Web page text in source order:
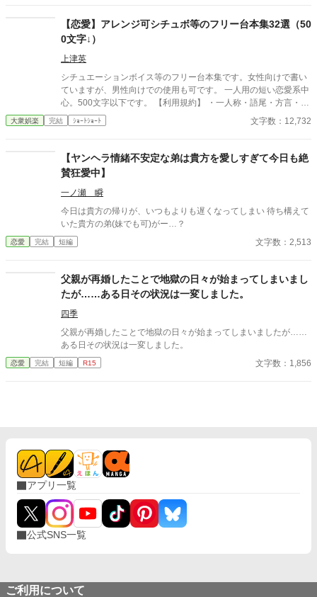
【恋愛】アレンジ可シチュボ等のフリー台本集32選（50
0文字↓）
上津英
シチュエーションボイス等のフリー台本集です。女性向けで書い
ていますが、男性向けでの使用も可です。 一人用の短い恋愛系中
心。500文字以下です。 【利用規約】 ・一人称・語尾・方言・男
女逆転などのアレンジはご自由に。 ・シチュボ以外にもASMR・
ボイスドラマ・朗読・配信・声劇にどうぞお使いください。 ・個
す。 1100文字以下のフリー台本はこちら。 https://www.alphapoli
s.co.jp/novel/15408480/988054187
大衆娯楽 完結 ｼｮｰﾄｼｮｰﾄ 文字数：12,732
【ヤンヘラ情緒不安定な弟は貴方を愛しすぎて今日も絶
賛狂愛中】
一ノ瀬 瞬
今日は貴方の帰りが、いつもよりも遅くなってしまい 待ち構えて
いた貴方の弟(妹でも可)がー…？
恋愛 完結 短編 文字数：2,513
父親が再婚したことで地獄の日々が始まってしまいまし
たが……ある日その状況は一変しました。
四季
父親が再婚したことで地獄の日々が始まってしまいましたが……
ある日その状況は一変しました。
恋愛 完結 短編 R15 文字数：1,856
アプリ一覧
公式SNS一覧
ご利用について